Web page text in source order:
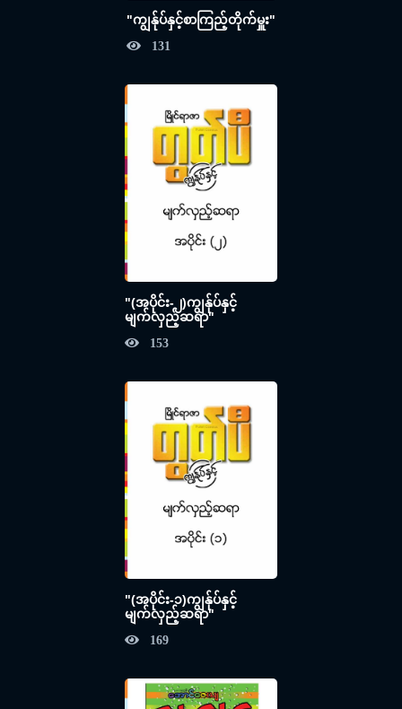
"ကျွန်ုပ်နှင့်စာကြည့်တိုက်မှူး"
131
"(အပိုင်း-၂)ကျွန်ုပ်နှင့်
မျက်လှည့်ဆရာ"
153
"(အပိုင်း-၁)ကျွန်ုပ်နှင့်
မျက်လှည့်ဆရာ"
169